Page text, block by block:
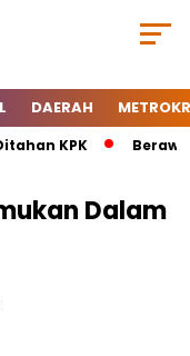
DAERAH
KPK
Dalam